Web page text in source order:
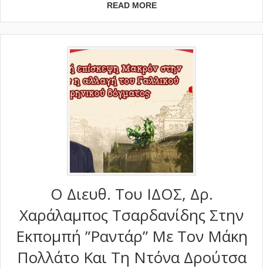
READ MORE
Ο Διευθ. Του ΙΔΟΣ, Δρ.
Χαράλαμπος Τσαρδανίδης Στην
Εκπομπή ”Ραντάρ” Με Τον Μάκη
Πολλάτο Και Τη Ντόνα Δρούτσα